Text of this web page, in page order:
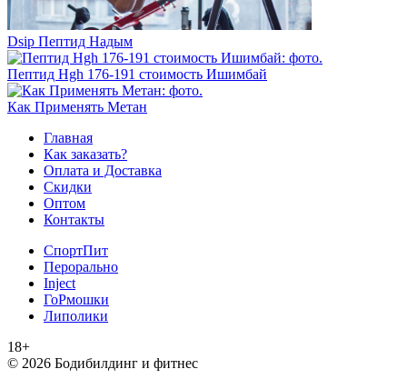
Dsip Пептид Надым
Пептид Hgh 176-191 стоимость Ишимбай
Как Применять Метан
Главная
Как заказать?
Оплата и Доставка
Скидки
Оптом
Контакты
СпортПит
Перорально
Inject
ГоРмошки
Липолики
18+
© 2026 Бодибилдинг и фитнес